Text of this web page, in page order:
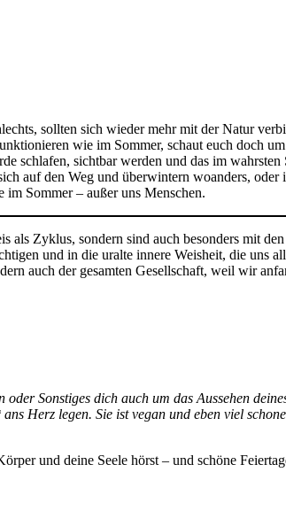
sollten sich wieder mehr mit der Natur
wie im Sommer, schaut euch doch
schlafen, sichtbar werden und das im
auf den Weg und überwintern woanders,
Sommer – außer uns Menschen.
als Zyklus, sondern sind auch besonders mit
und in die uralte innere Weisheit, die uns
auch der gesamten Gesellschaft, weil wir
Sonstiges dich auch um das Aussehen
ans Herz legen. Sie ist vegan und eben viel
und deine Seele hörst – und schöne